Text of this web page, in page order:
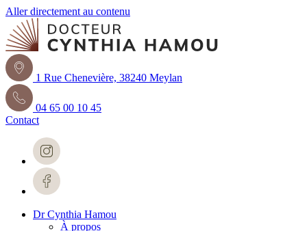
Aller directement au contenu
1 Rue Chenevière, 38240 Meylan
04 65 00 10 45
Contact
Dr Cynthia Hamou
À propos